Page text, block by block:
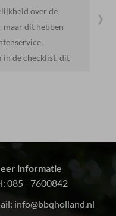
behulpzaam. Mooie en
hier zeker vaker heen.
›
informatie
085 - 7600842
info@bbqholland.nl